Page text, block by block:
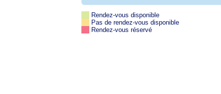
Rendez-vous disponible
Pas de rendez-vous disponible
Rendez-vous réservé